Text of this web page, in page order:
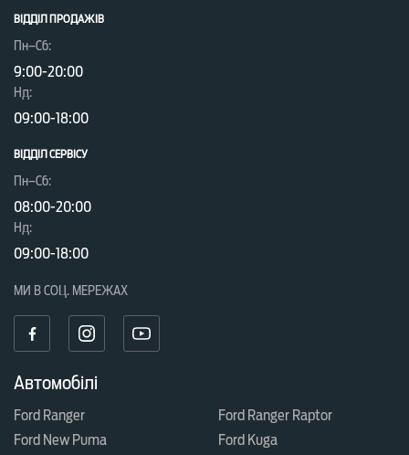
ВІДДІЛ ПРОДАЖІВ
Пн–Сб:
9:00-20:00
Нд:
09:00-18:00
ВІДДІЛ CЕРВІСУ
Пн–Сб:
08:00-20:00
Нд:
09:00-18:00
МИ В СОЦ. МЕРЕЖАХ
Автомобілі
Ford Ranger
Ford Ranger Raptor
Ford New Puma
Ford Kuga